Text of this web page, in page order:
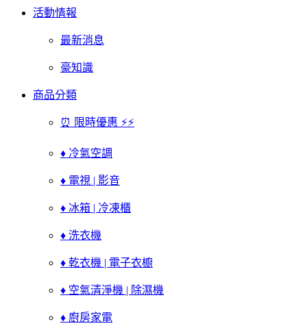
活動情報
最新消息
豪知識
商品分類
⏰ 限時優惠 ⚡⚡
♦ 冷氣空調
♦ 電視 | 影音
♦ 冰箱 | 冷凍櫃
♦ 洗衣機
♦ 乾衣機 | 電子衣櫥
♦ 空氣清淨機 | 除濕機
♦ 廚房家電